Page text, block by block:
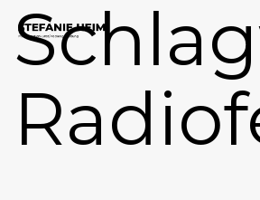
Zum
Inhalt
Stefanie
Heim